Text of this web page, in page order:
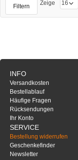
Filtern Zeige
INFO
Versandkosten
Bestellablauf
Häufige Fragen
Rücksendungen
Ihr Konto
SERVICE
Bestellung widerrufen
Geschenkefinder
Newsletter